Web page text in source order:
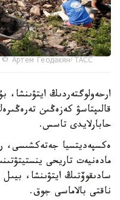
Артем Геодакян/ ТАСС
ارحەولوگتەردىڭ ايتۋىنشا،
قالىپتاسۋ كەزەڭىن
حابارلايدى تاسس.
ەكسپەديتسيا جەتەكشىسى،
مادەنيەت تاريحى
سادىقوۆتىڭ ايتۋىنشا،
ناقتى بالاماسى جوق.